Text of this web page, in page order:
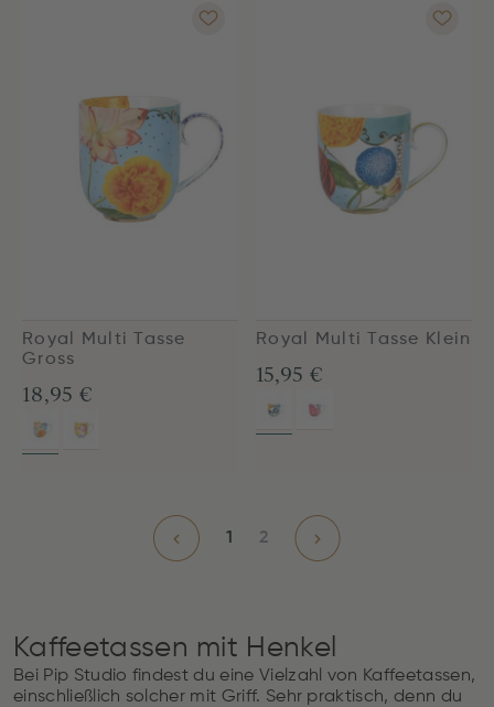
Royal Multi Tasse
Gross
18,95 €
Royal Multi Tasse Klein
15,95 €
1 2
Kaffeetassen mit Henkel
Bei Pip Studio findest du eine Vielzahl von Kaffeetassen,
einschließlich solcher mit Griff. Sehr praktisch, denn du